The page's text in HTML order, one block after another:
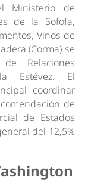
Ministerio de
de la Sofofa,
Vinos de
(Corma) se
Relaciones
Estévez. El
coordinar
de
de Estados
del 12,5%